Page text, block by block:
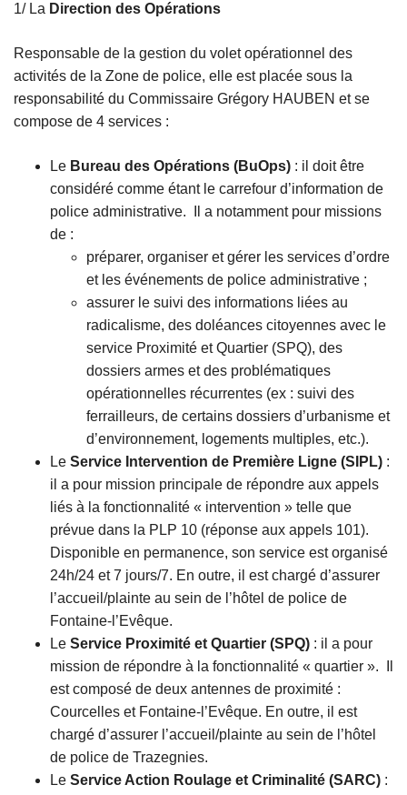
1/ La Direction des Opérations
Responsable de la gestion du volet opérationnel des
activités de la Zone de police, elle est placée sous la
responsabilité du Commissaire Grégory HAUBEN et se
compose de 4 services :
Le Bureau des Opérations (BuOps) : il doit être
considéré comme étant le carrefour d’information de
police administrative. Il a notamment pour missions
de :
préparer, organiser et gérer les services d’ordre
et les événements de police administrative ;
assurer le suivi des informations liées au
radicalisme, des doléances citoyennes avec le
service Proximité et Quartier (SPQ), des
dossiers armes et des problématiques
opérationnelles récurrentes (ex : suivi des
ferrailleurs, de certains dossiers d’urbanisme et
d’environnement, logements multiples, etc.).
Le Service Intervention de Première Ligne (SIPL) :
il a pour mission principale de répondre aux appels
liés à la fonctionnalité « intervention » telle que
prévue dans la PLP 10 (réponse aux appels 101).
Disponible en permanence, son service est organisé
24h/24 et 7 jours/7. En outre, il est chargé d’assurer
l’accueil/plainte au sein de l’hôtel de police de
Fontaine-l’Evêque.
Le Service Proximité et Quartier (SPQ) : il a pour
mission de répondre à la fonctionnalité « quartier ». Il
est composé de deux antennes de proximité :
Courcelles et Fontaine-l’Evêque. En outre, il est
chargé d’assurer l’accueil/plainte au sein de l’hôtel
de police de Trazegnies.
Le Service Action Roulage et Criminalité (SARC) :